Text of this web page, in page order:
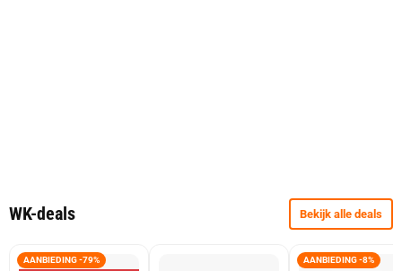
WK-deals Bekijk alle deals
AANBIEDING -79% AANBIEDING -8%